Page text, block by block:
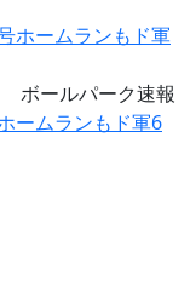
ボールパーク速報
ームランもド軍6